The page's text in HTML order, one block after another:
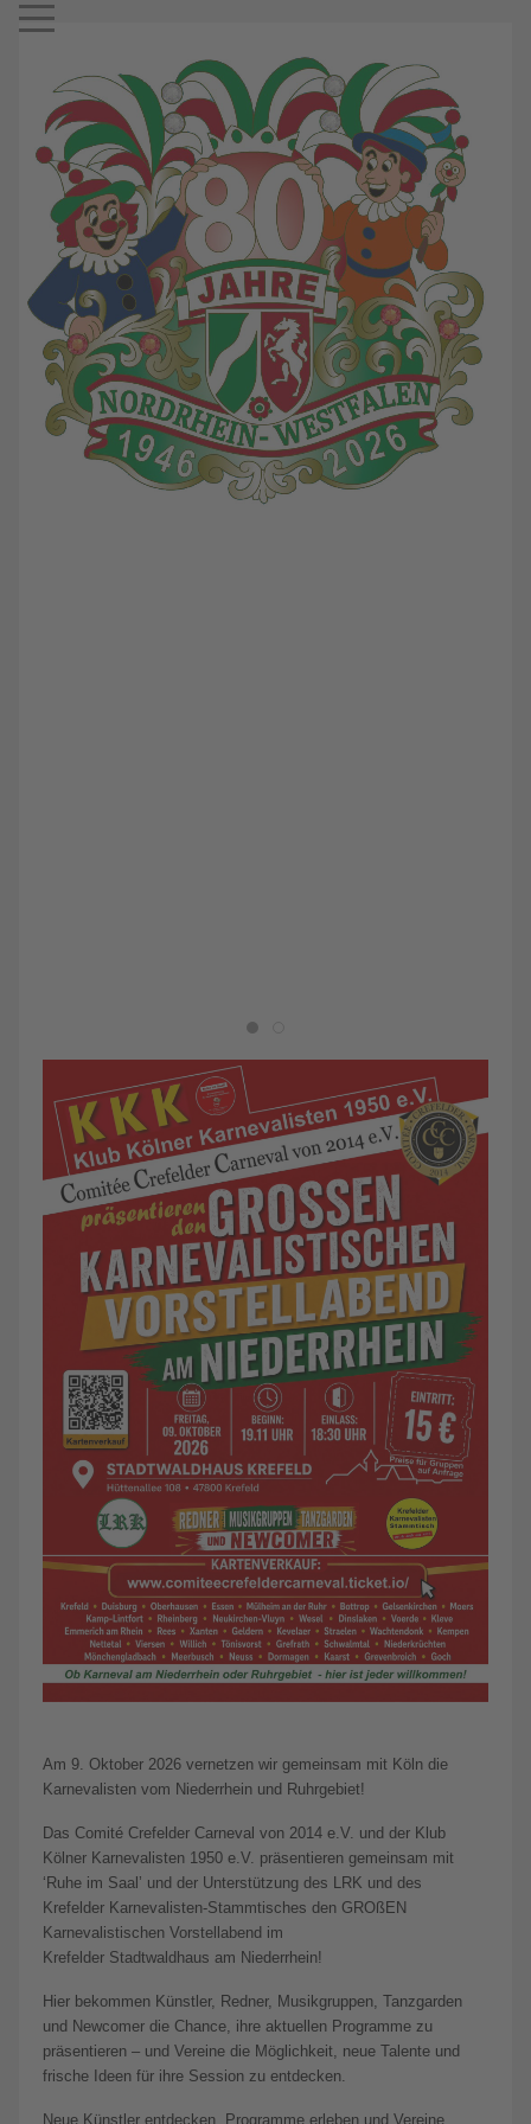
Mobile Menu Toggle
Am 9. Oktober 2026 vernetzen wir gemeinsam mit Köln die
Karnevalisten vom Niederrhein und Ruhrgebiet!
Das Comité Crefelder Carneval von 2014 e.V. und der Klub
Kölner Karnevalisten 1950 e.V. präsentieren gemeinsam mit
‘Ruhe im Saal’ und der Unterstützung des LRK und des
Krefelder Karnevalisten-Stammtisches den GROßEN
Karnevalistischen Vorstellabend im
Krefelder Stadtwaldhaus am Niederrhein!
Hier bekommen Künstler, Redner, Musikgruppen, Tanzgarden
und Newcomer die Chance, ihre aktuellen Programme zu
präsentieren – und Vereine die Möglichkeit, neue Talente und
frische Ideen für ihre Session zu entdecken.
Neue Künstler entdecken, Programme erleben und Vereine